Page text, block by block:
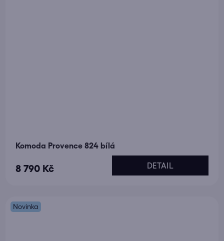
Komoda Provence 824 bílá
8 790 Kč DETAIL
Novinka